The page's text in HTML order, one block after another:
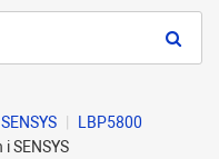
I SENSYS
LBP5800
SENSYS